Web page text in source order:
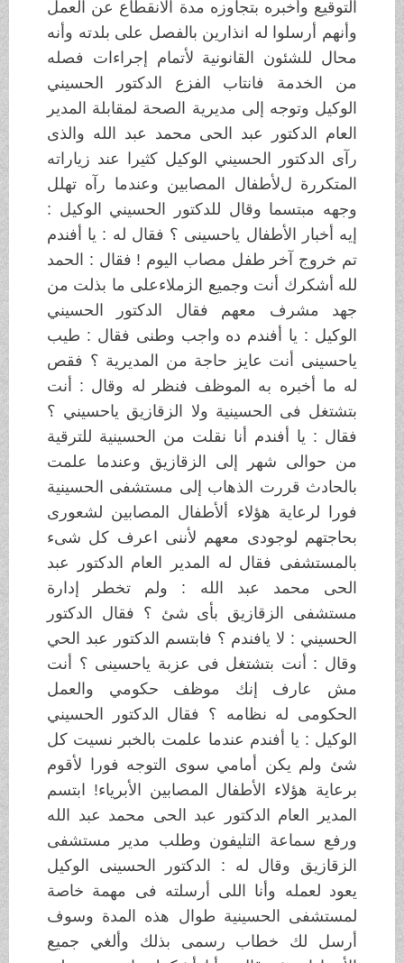
التوقيع وأخبره بتجاوزه مدة الانقطاع عن العمل
وأنهم أرسلوا له انذارين بالفصل على بلدته وأنه
محال للشئون القانونية ﻷتمام إجراءات فصله
من الخدمة فانتاب الفزع الدكتور الحسيني
الوكيل وتوجه إلى مديرية الصحة لمقابلة المدير
العام الدكتور عبد الحى محمد عبد الله والذى
رآى الدكتور الحسيني الوكيل كثيرا عند زياراته
المتكررة لﻷطفال المصابين وعندما رآه تهلل
وجهه مبتسما وقال للدكتور الحسيني الوكيل :
إيه أخبار اﻷطفال ياحسينى ؟ فقال له : يا أفندم
تم خروج آخر طفل مصاب اليوم ! فقال : الحمد
لله أشكرك أنت وجميع الزملاءعلى ما بذلت من
جهد مشرف معهم فقال الدكتور الحسيني
الوكيل : يا أفندم ده واجب وطنى فقال : طيب
ياحسينى أنت عايز حاجة من المديرية ؟ فقص
له ما أخبره به الموظف فنظر له وقال : أنت
بتشتغل فى الحسينية وﻻ الزقازيق ياحسيني ؟
فقال : يا أفندم أنا نقلت من الحسينية للترقية
من حوالى شهر إلى الزقازيق وعندما علمت
بالحادث قررت الذهاب إلى مستشفى الحسينية
فورا لرعاية هؤﻻء أﻷطفال المصابين لشعورى
بحاجتهم لوجودى معهم ﻷننى اعرف كل شىء
بالمستشفى فقال له المدير العام الدكتور عبد
الحى محمد عبد الله : ولم تخطر إدارة
مستشفى الزقازيق بأى شئ ؟ فقال الدكتور
الحسيني : ﻻ يافندم ؟ فابتسم الدكتور عبد الحي
وقال : أنت بتشتغل فى عزبة ياحسينى ؟ أنت
مش عارف إنك موظف حكومي والعمل
الحكومى له نظامه ؟ فقال الدكتور الحسيني
الوكيل : يا أفندم عندما علمت بالخبر نسيت كل
شئ ولم يكن أمامي سوى التوجه فورا ﻷقوم
برعاية هؤﻻء اﻷطفال المصابين اﻷبرياء! ابتسم
المدير العام الدكتور عبد الحى محمد عبد الله
ورفع سماعة التليفون وطلب مدير مستشفى
الزقازيق وقال له : الدكتور الحسينى الوكيل
يعود لعمله وأنا اللى أرسلته فى مهمة خاصة
لمستشفى الحسينية طوال هذه المدة وسوف
أرسل لك خطاب رسمى بذلك وألغي جميع